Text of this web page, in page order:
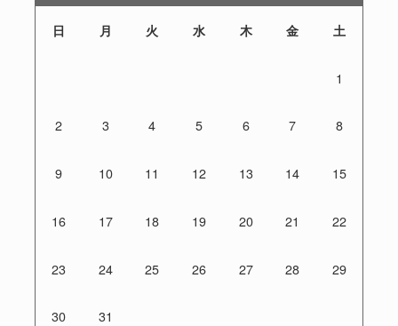
日 月 火 水 木 金 土
1
2 3 4 5 6 7 8
9 10 11 12 13 14 15
16 17 18 19 20 21 22
23 24 25 26 27 28 29
30 31